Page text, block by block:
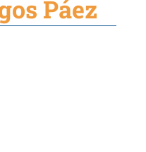
Páez